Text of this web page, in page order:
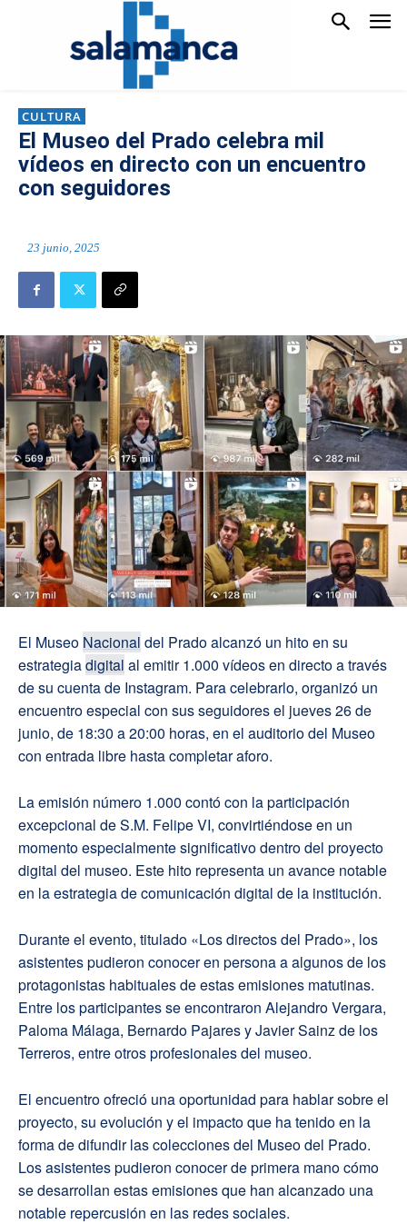
CULTURA
El Museo del Prado celebra mil
vídeos en directo con un encuentro
con seguidores
23 junio, 2025
El Museo Nacional del Prado alcanzó un hito en su
estrategiadigital al emitir 1.000 vídeos en directo a través
de su cuenta de Instagram. Para celebrarlo, organizó un
encuentro especial con sus seguidores el jueves 26 de
junio, de 18:30 a 20:00 horas, en el auditorio del Museo
con entrada libre hasta completar aforo.
La emisión número 1.000 contó con la participación
excepcional de S.M. Felipe VI, convirtiéndose en un
momento especialmente significativo dentro del proyecto
digital del museo. Este hito representa un avance notable
en la estrategia de comunicación digital de la institución.
Durante el evento, titulado «Los directos del Prado», los
asistentes pudieron conocer en persona a algunos de los
protagonistas habituales de estas emisiones matutinas.
Entre los participantes se encontraron Alejandro Vergara,
Paloma Málaga, Bernardo Pajares y Javier Sainz de los
Terreros, entre otros profesionales del museo.
El encuentro ofreció una oportunidad para hablar sobre el
proyecto, su evolución y el impacto que ha tenido en la
forma de difundir las colecciones del Museo del Prado.
Los asistentes pudieron conocer de primera mano cómo
se desarrollan estas emisiones que han alcanzado una
notable repercusión en las redes sociales.